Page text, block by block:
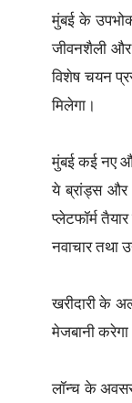
मुंबई के
जीवनशैली और
विशेष चयन
मिलेगा।
मुंबई कई नए
ये ब्रांड्स और
प्लेटफॉर्म
नवाचार तथा
खरीदारी के
मेजबानी
लॉन्च के